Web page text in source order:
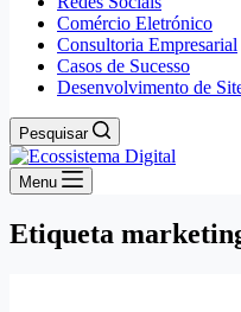
Comércio Eletrónico
Consultoria Empresarial
Casos de Sucesso
Desenvolvimento de
Pesquisar
Menu
Etiqueta